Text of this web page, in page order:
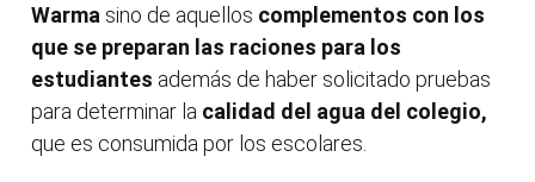
Warma sino de aquellos complementos con los
que se preparan las raciones para los
estudiantes además de haber solicitado pruebas
para determinar la calidad del agua del colegio,
que es consumida por los escolares.